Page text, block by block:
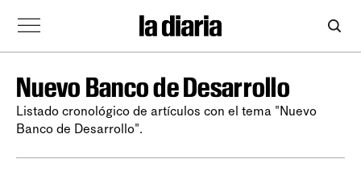
Nuevo Banco de Desarrollo
Listado cronológico de artículos con el tema "Nuevo
Banco de Desarrollo".